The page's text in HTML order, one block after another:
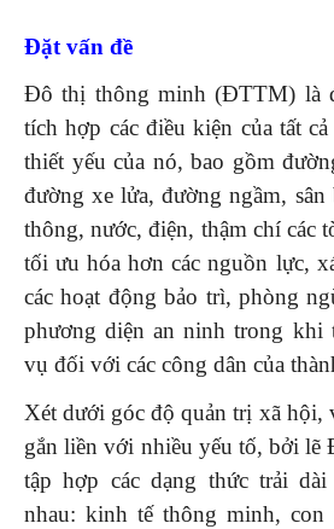
Đặt vấn đề
Đô thị thông minh (ĐTTM) là
tích hợp các điều kiện của tất cả
thiết yếu của nó, bao gồm
đường xe lửa, đường ngầm, sân
thông, nước, điện, thậm chí các
tối ưu hóa hơn các nguồn lực,
các hoạt động bảo trì, phòng
phương diện an ninh trong khi
vụ đối với các công dân của
Xét dưới góc độ quản trị xã
gắn liền với nhiều yếu tố, bởi
tập hợp các dạng thức trải
nhau: kinh tế thông minh,